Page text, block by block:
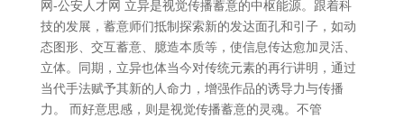
网-公安人才网 立异是视觉传播蓄意的中枢能源。跟着科
技的发展，蓄意师们抵制探索新的发达面孔和引子，如动
态图形、交互蓄意、臆造本质等，使信息传达愈加灵活、
立体。同期，立异也体当今对传统元素的再行讲明，通过
当代手法赋予其新的人命力，增强作品的诱导力与传播
力。 而好意思感，则是视觉传播蓄意的灵魂。不管